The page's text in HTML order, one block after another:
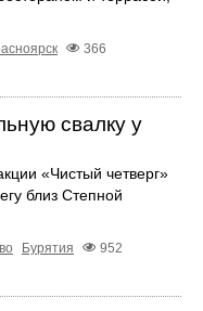
366
свалку у
«Чистый четверг»
близ Степной
Бурятия
952